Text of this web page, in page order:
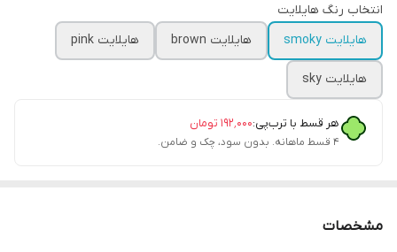
انتخاب رنگ هایلایت
هایلایت smoky
هایلایت brown هایلایت pink
هایلایت sky
هر قسط با ترب‌پی:۱۹۲٬۰۰۰ تومان
۴ قسط ماهانه. بدون سود، چک و ضامن.
مشخصات